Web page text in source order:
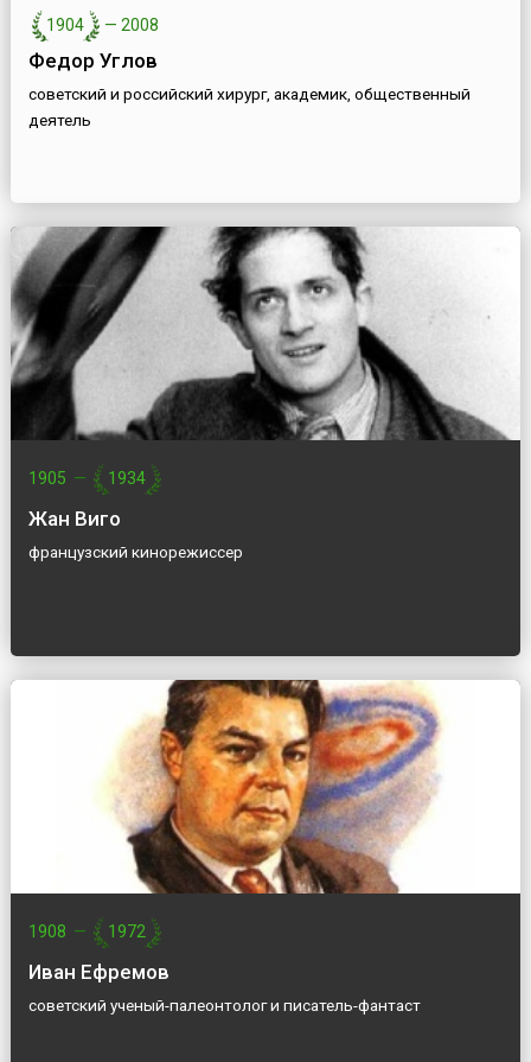
1904 — 2008
Федор Углов
советский и российский хирург, академик, общественный
деятель
1905 — 1934
Жан Виго
французский кинорежиссер
1908 — 1972
Иван Ефремов
советский ученый-палеонтолог и писатель-фантаст